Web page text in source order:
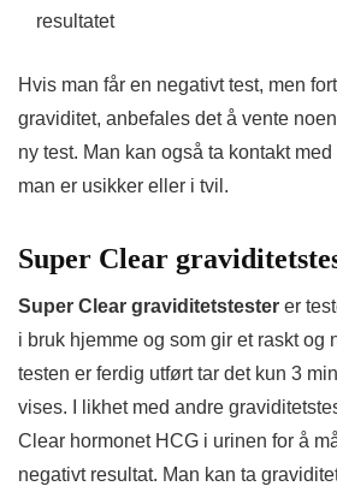
resultatet
Hvis man får en negativt test, men
graviditet, anbefales det å vente
ny test. Man kan også ta kontakt
man er usikker eller i tvil.
Super Clear
Super Clear graviditetstester er
i bruk hjemme og som gir et raskt og
testen er ferdig utført tar det kun 3
vises. I likhet med andre
Clear hormonet HCG i urinen for å
negativt resultat. Man kan ta